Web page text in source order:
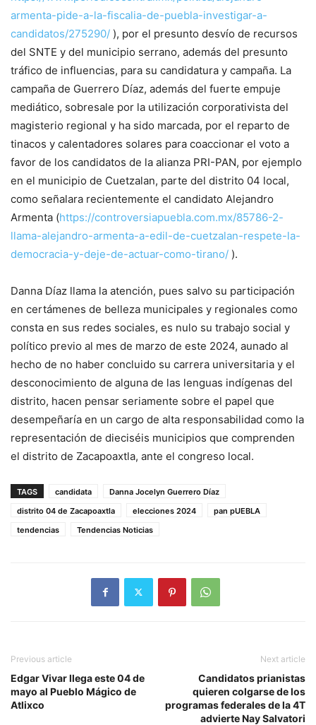
armenta-pide-a-la-fiscalia-de-puebla-investigar-a-
candidatos/275290/ ), por el presunto desvío de recursos
del SNTE y del municipio serrano, además del presunto
tráfico de influencias, para su candidatura y campaña. La
campaña de Guerrero Díaz, además del fuerte empuje
mediático, sobresale por la utilización corporativista del
magisterio regional y ha sido marcada, por el reparto de
tinacos y calentadores solares para coaccionar el voto a
favor de los candidatos de la alianza PRI-PAN, por ejemplo
en el municipio de Cuetzalan, parte del distrito 04 local,
como señalara recientemente el candidato Alejandro
Armenta (https://controversiapuebla.com.mx/85786-2-
llama-alejandro-armenta-a-edil-de-cuetzalan-respete-la-
democracia-y-deje-de-actuar-como-tirano/ ).
Danna Díaz llama la atención, pues salvo su participación
en certámenes de belleza municipales y regionales como
consta en sus redes sociales, es nulo su trabajo social y
político previo al mes de marzo de este 2024, aunado al
hecho de no haber concluido su carrera universitaria y el
desconocimiento de alguna de las lenguas indígenas del
distrito, hacen pensar seriamente sobre el papel que
desempeñaría en un cargo de alta responsabilidad como la
representación de dieciséis municipios que comprenden
el distrito de Zacapoaxtla, ante el congreso local.
TAGS candidata
Danna Jocelyn Guerrero Díaz
distrito 04 de Zacapoaxtla
elecciones 2024
pan pUEBLA
tendencias
Tendencias Noticias
Previous article
Edgar Vivar llega este 04 de
mayo al Pueblo Mágico de
Atlixco
Next article
Candidatos prianistas
quieren colgarse de los
programas federales de la 4T
advierte Nay Salvatori